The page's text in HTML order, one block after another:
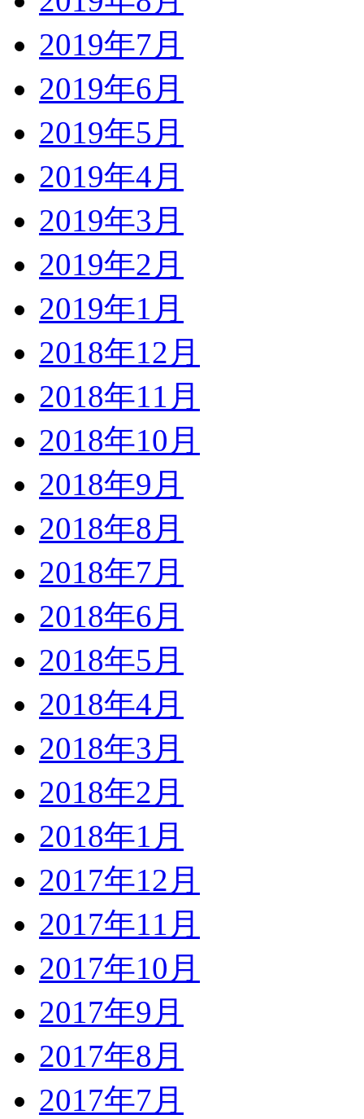
2019年7月
2019年6月
2019年5月
2019年4月
2019年3月
2019年2月
2019年1月
2018年12月
2018年11月
2018年10月
2018年9月
2018年8月
2018年7月
2018年6月
2018年5月
2018年4月
2018年3月
2018年2月
2018年1月
2017年12月
2017年11月
2017年10月
2017年9月
2017年8月
2017年7月